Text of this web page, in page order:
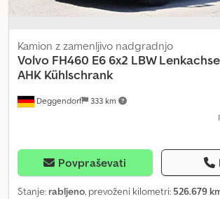
Deggendorf 333 km
Kamion z zamenljivo nadgradnjo
Volvo FH460 E6 6x2 LBW Lenkachse
AHK Kühlschrank
Povpraševati
Stanje: rabljeno, prevoženi kilometri: 526.679